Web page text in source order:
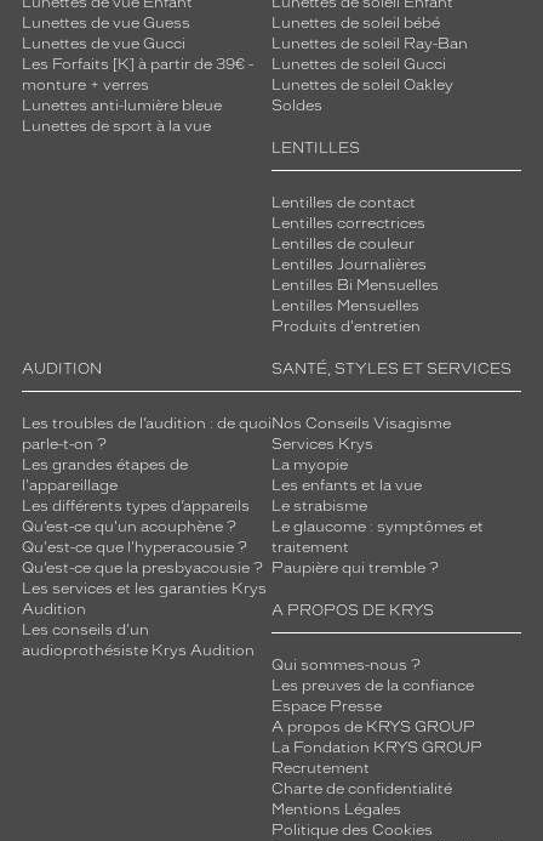
Lunettes de vue Guess
Lunettes de vue Gucci
Les Forfaits [K] à partir de 39€ -
monture + verres
Lunettes anti-lumière bleue
Lunettes de sport à la vue
Lunettes de soleil bébé
Lunettes de soleil Ray-Ban
Lunettes de soleil Gucci
Lunettes de soleil Oakley
Soldes
LENTILLES
Lentilles de contact
Lentilles correctrices
Lentilles de couleur
Lentilles Journalières
Lentilles Bi Mensuelles
Lentilles Mensuelles
Produits d'entretien
AUDITION
Les troubles de l’audition : de quoi
parle-t-on ?
Les grandes étapes de
l'appareillage
Les différents types d’appareils
Qu’est-ce qu'un acouphène ?
Qu'est-ce que l'hyperacousie ?
Qu’est-ce que la presbyacousie ?
Les services et les garanties Krys
Audition
Les conseils d'un
audioprothésiste Krys Audition
SANTÉ, STYLES ET SERVICES
Nos Conseils Visagisme
Services Krys
La myopie
Les enfants et la vue
Le strabisme
Le glaucome : symptômes et
traitement
Paupière qui tremble ?
A PROPOS DE KRYS
Qui sommes-nous ?
Les preuves de la confiance
Espace Presse
A propos de KRYS GROUP
La Fondation KRYS GROUP
Recrutement
Charte de confidentialité
Mentions Légales
Politique des Cookies